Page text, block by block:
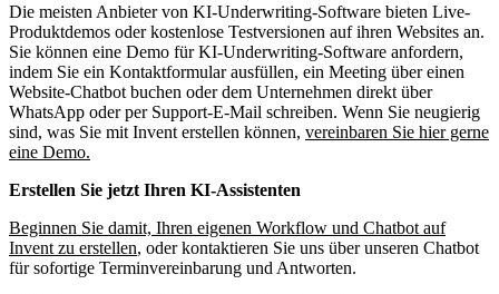
Die meisten Anbieter von KI-Underwriting-Software bieten Live-
Produktdemos oder kostenlose Testversionen auf ihren Websites an.
Sie können eine Demo für KI-Underwriting-Software anfordern,
indem Sie ein Kontaktformular ausfüllen, ein Meeting über einen
Website-Chatbot buchen oder dem Unternehmen direkt über
WhatsApp oder per Support-E-Mail schreiben. Wenn Sie neugierig
sind, was Sie mit Invent erstellen können, vereinbaren Sie hier gerne
eine Demo.
Erstellen Sie jetzt Ihren KI-Assistenten
Beginnen Sie damit, Ihren eigenen Workflow und Chatbot auf
Invent zu erstellen, oder kontaktieren Sie uns über unseren Chatbot
für sofortige Terminvereinbarung und Antworten.